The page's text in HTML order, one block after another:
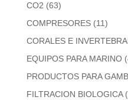
CO2 (63)
COMPRESORES (11)
CORALES E
EQUIPOS PARA MARINO
PRODUCTOS PARA
FILTRACION BIOLOGICA